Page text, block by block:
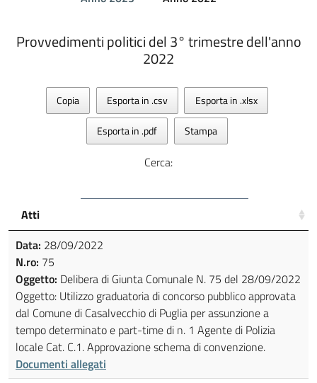
Provvedimenti politici del 3° trimestre dell'anno
2022
Copia Esporta in .csv Esporta in .xlsx
Esporta in .pdf Stampa
Cerca:
Atti
Data: 28/09/2022
N.ro: 75
Oggetto: Delibera di Giunta Comunale N. 75 del 28/09/2022
Oggetto: Utilizzo graduatoria di concorso pubblico approvata
dal Comune di Casalvecchio di Puglia per assunzione a
tempo determinato e part-time di n. 1 Agente di Polizia
locale Cat. C.1. Approvazione schema di convenzione.
Documenti allegati